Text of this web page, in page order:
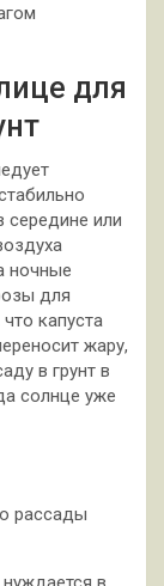
для
середине или
ночные
для
капуста
жару,
в грунт в
солнце уже
рассады